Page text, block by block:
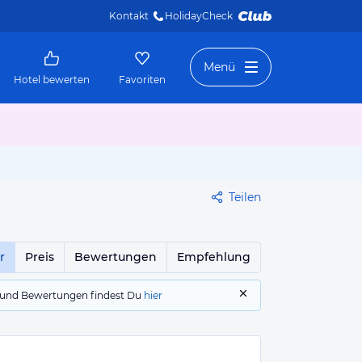
Kontakt HolidayCheck
Hotel bewerten Favoriten
Menü
Teilen
Preis Bewertungen Empfehlung
Bewertungen findest Du hier